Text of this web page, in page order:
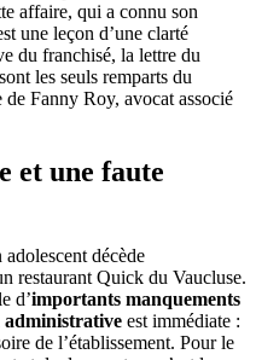
affaire, qui a connu son
une leçon d’une clarté
du franchisé, la lettre du
les seuls remparts du
Fanny Roy, avocat associé
et une faute
décède
restaurant Quick du Vaucluse.
d’importants manquements
administrative est immédiate :
de l’établissement. Pour le